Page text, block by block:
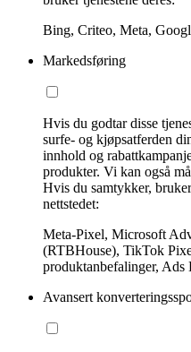
Bing, Criteo, Meta,
Markedsføring
Hvis du godtar disse
surfe- og kjøpsatferden
innhold og
produkter. Vi kan også
Hvis du samtykker,
nettstedet:
Meta-Pixel, Microsoft
(RTBHouse), TikTok
produktanbefalinger, Ads
Avansert